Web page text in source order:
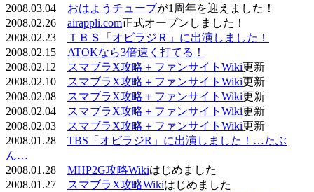
2008.03.04 おはようチューブが1周年を迎えました！
2008.02.26 airappli.com正式オープンしました！
2008.02.23
ＴＢＳ「オビラジＲ」に出演しました！
2008.02.15 ATOKなら3倍速く打てる！
2008.02.12
スマブラX攻略＋ファンサイトWiki更新
2008.02.10
スマブラX攻略＋ファンサイトWiki更新
2008.02.08
スマブラX攻略＋ファンサイトWiki更新
2008.02.04
スマブラX攻略＋ファンサイトWiki更新
2008.02.03
スマブラX攻略＋ファンサイトWiki更新
2008.01.28 TBS「オビラジR」に出演しました！…たぶ
ん…
2008.01.28 MHP2G攻略Wikiはじめました
2008.01.27
スマブラX攻略Wikiはじめました